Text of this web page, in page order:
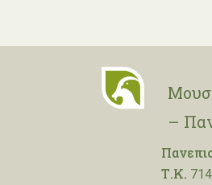
–
Τ.Κ.